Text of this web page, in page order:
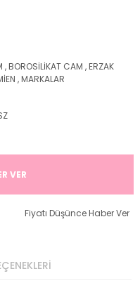
,BOROSİLİKAT CAM ,ERZAK
,MARKALAR
VER
Fiyatı Düşünce Haber Ver